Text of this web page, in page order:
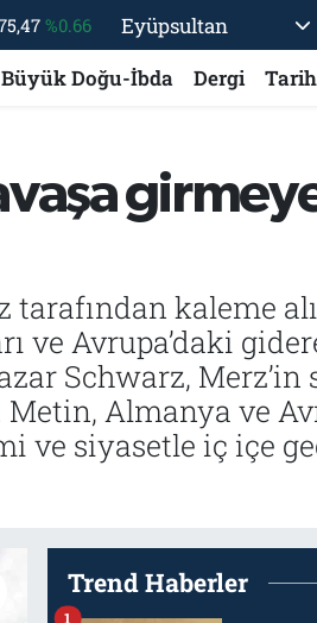
%0.05
%0.18
%0.54
13.703 %11
Eyüpsultan
Büyük Doğu-İbda Dergi Tarih
kaleme
ve Avrupa’daki
Schwarz,
Almanya ve
ve siyasetle iç içe
Trend Haberler
1